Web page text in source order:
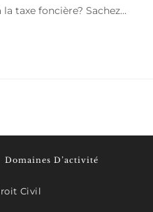
taxe foncière? Sachez…
Domaines D’activité
Civil